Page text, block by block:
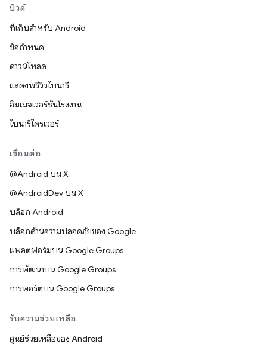
บิวด์
ที่เก็บสำหรับ Android
ข้อกำหนด
ดาวน์โหลด
แสดงพรีวิวไบนารี
อิมเมจเวอร์ชันโรงงาน
ไบนารีไดรเวอร์
เชื่อมต่อ
@Android บน X
@AndroidDev บน X
บล็อก Android
บล็อกด้านความปลอดภัยของ Google
แพลตฟอร์มบน Google Groups
การพัฒนาบน Google Groups
การพอร์ตบน Google Groups
รับความช่วยเหลือ
ศูนย์ช่วยเหลือของ Android